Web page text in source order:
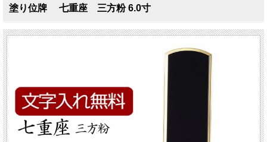
塗り位牌 七重座 三方粉 6.0寸